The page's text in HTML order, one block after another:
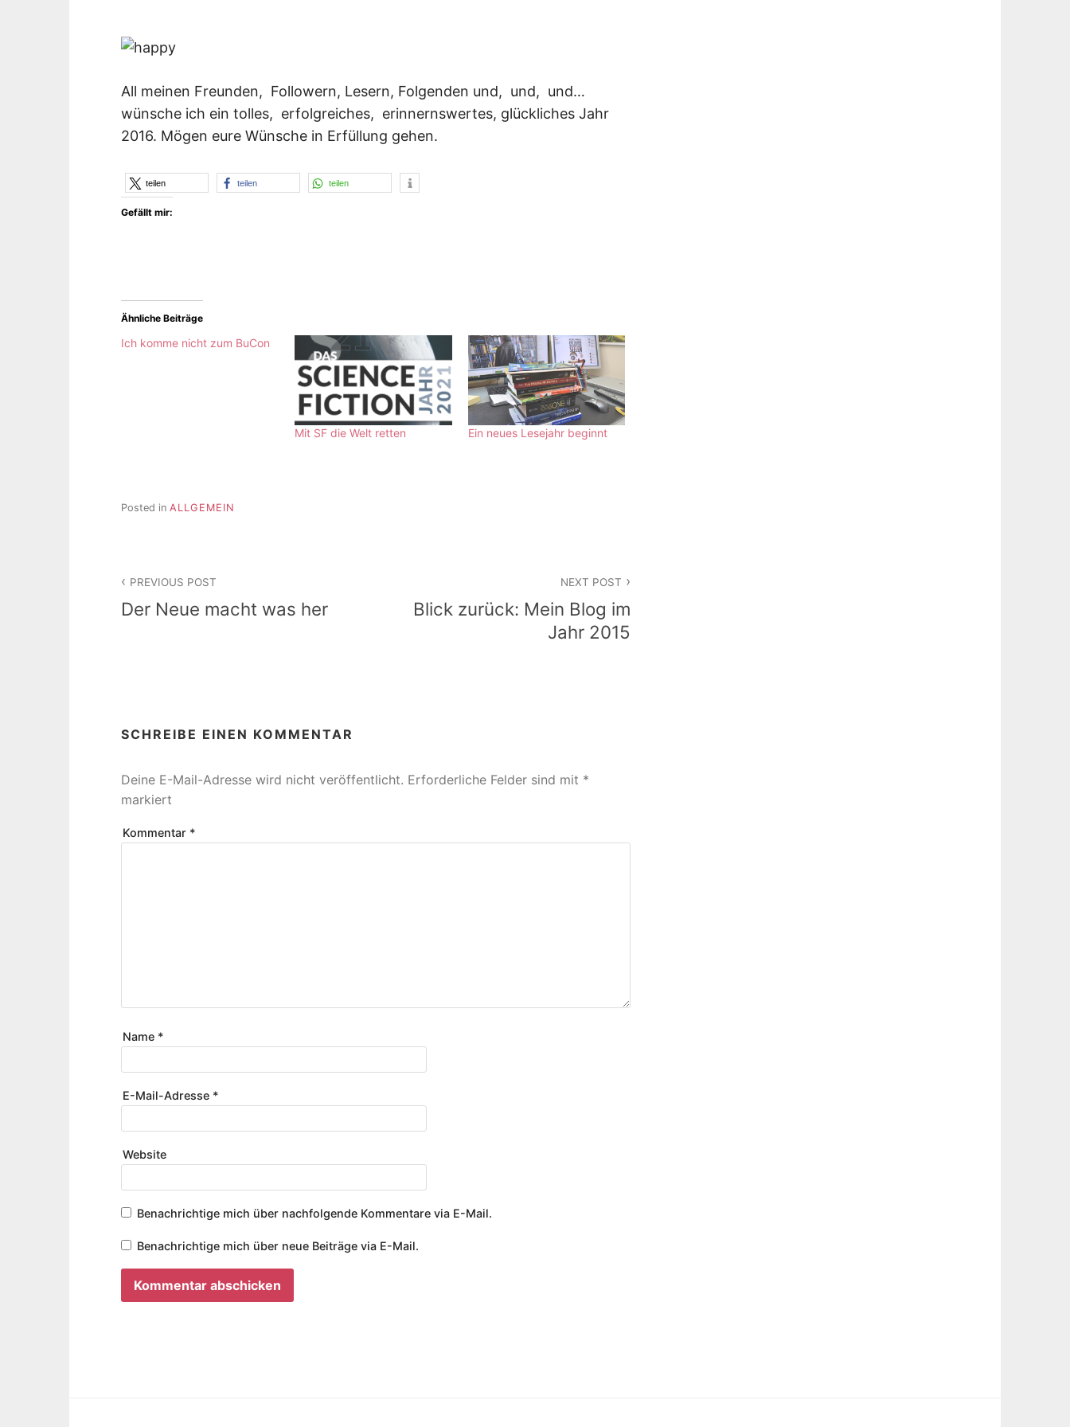
L
E
R
All meinen Freunden, Followern, Lesern, Folgenden und, und, und…
wünsche ich ein tolles, erfolgreiches, erinnernswertes, glückliches Jahr
2016. Mögen eure Wünsche in Erfüllung gehen.
teilen teilen teilen
Gefällt mir:
Ähnliche Beiträge
Ich komme nicht zum BuCon
Mit SF die Welt retten Ein neues Lesejahr beginnt
Posted in ALLGEMEIN
PREVIOUS POST
Der Neue macht was her
NEXT POST
Blick zurück: Mein Blog im
Jahr 2015
SCHREIBE EINEN KOMMENTAR
Deine E-Mail-Adresse wird nicht veröffentlicht. Erforderliche Felder sind mit *
markiert
Kommentar *
Name *
E-Mail-Adresse *
Website
Benachrichtige mich über nachfolgende Kommentare via E-Mail.
Benachrichtige mich über neue Beiträge via E-Mail.